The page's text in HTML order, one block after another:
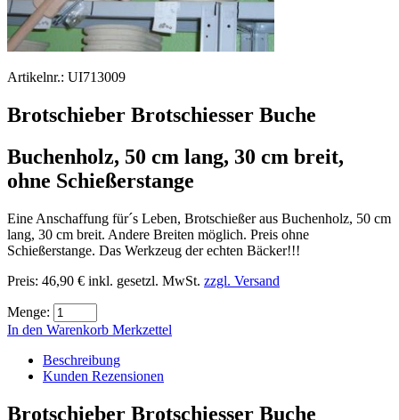
Artikelnr.: UI713009
Brotschieber Brotschiesser Buche
Buchenholz, 50 cm lang, 30 cm breit,
ohne Schießerstange
Eine Anschaffung für´s Leben, Brotschießer aus Buchenholz, 50 cm
lang, 30 cm breit. Andere Breiten möglich. Preis ohne
Schießerstange. Das Werkzeug der echten Bäcker!!!
Preis: 46,90 € inkl. gesetzl. MwSt. zzgl. Versand
Menge:
In den Warenkorb Merkzettel
Beschreibung
Kunden Rezensionen
Brotschieber Brotschiesser Buche